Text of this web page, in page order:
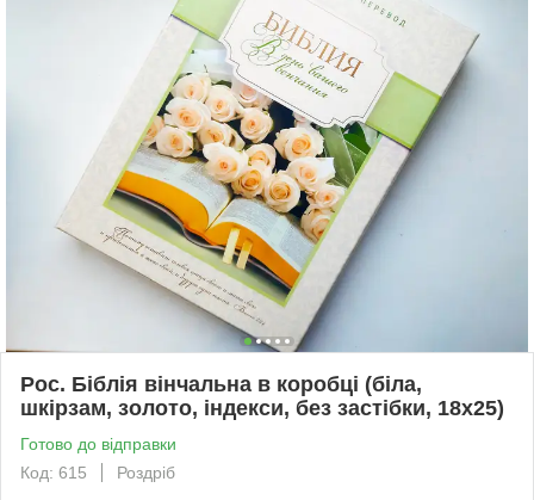
Рос. Біблія вінчальна в коробці (біла,
шкірзам, золото, індекси, без застібки, 18х25)
Готово до відправки
Код: 615
Роздріб